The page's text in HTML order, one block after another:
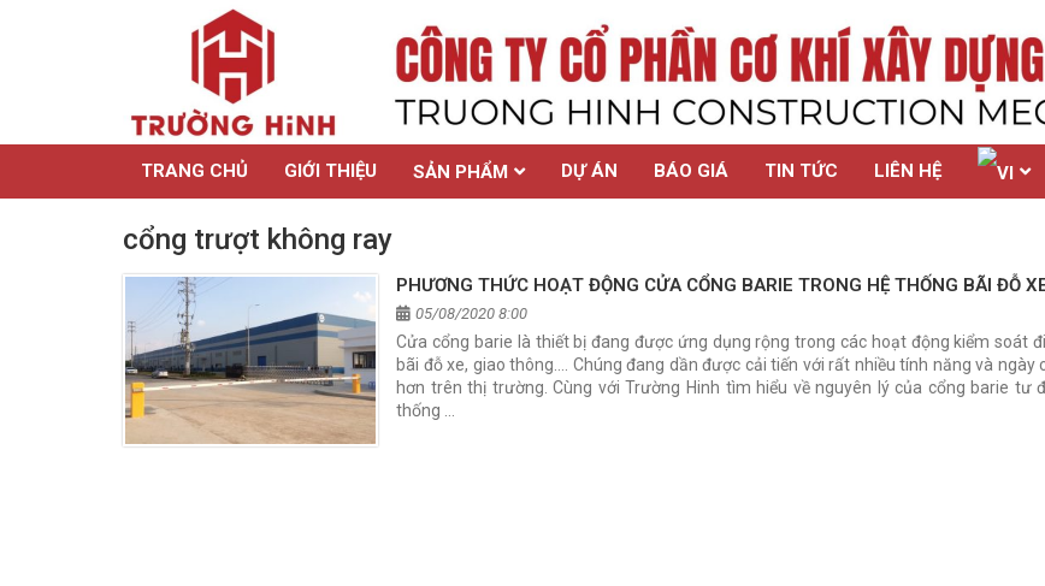
TRANG CHỦ GIỚI THIỆU SẢN PHẨM DỰ ÁN BÁO GIÁ TIN TỨC LIÊN HỆ
cổng trượt không ray
PHƯƠNG THỨC HOẠT ĐỘNG CỬA CỔNG BARIE TRONG HỆ THỐNG BÃI ĐỖ
05/08/2020 8:00
Cửa cổng barie là thiết bị đang được ứng dụng rộng trong các hoạt động kiểm soát
bãi đỗ xe, giao thông…. Chúng đang dần được cải tiến với rất nhiều tính năng và ngày
hơn trên thị trường. Cùng với Trường Hinh tìm hiểu về nguyên lý của cổng barie tư
thống …